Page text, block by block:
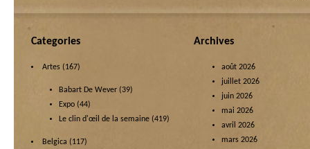
Categories
Artes (167)
Babart De Wever (39)
Expo (44)
Le clin d'œil de la semaine (419)
Belgica (117)
Archives
août 2026
juillet 2026
juin 2026
mai 2026
avril 2026
mars 2026